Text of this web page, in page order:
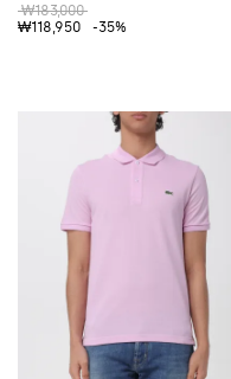
₩183,000
₩118,950
-35%